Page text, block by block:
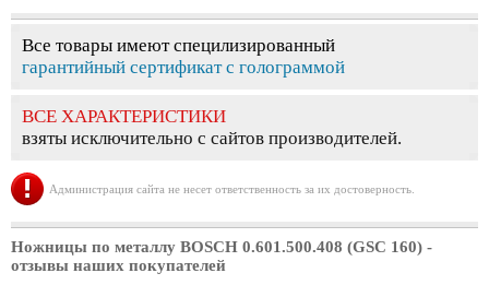
Все товары имеют специлизированный
гарантийный сертификат с голограммой
ВСЕ ХАРАКТЕРИСТИКИ
взяты исключительно с сайтов производителей.
Администрация сайта не несет ответственность за их достоверность.
Ножницы по металлу BOSCH 0.601.500.408 (GSC 160) -
отзывы наших покупателей